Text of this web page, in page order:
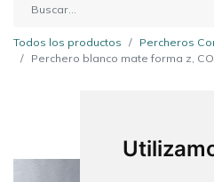
Todos los productos
Percheros
Perchero blanco mate forma z,